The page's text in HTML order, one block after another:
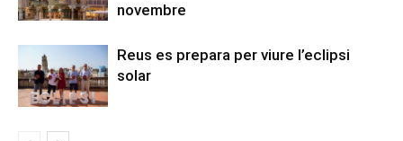
novembre
Reus es prepara per viure l’eclipsi
solar